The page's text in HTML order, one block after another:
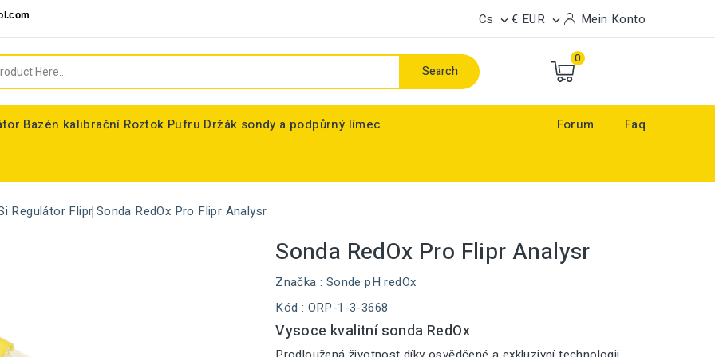
Cs € EUR  Mein Konto
Search
0
Bazén kalibrační Roztok Pufru Držák sondy a podpůrný límec Forum Faq
Regulátor Flipr Sonda RedOx Pro Flipr Analysr
Sonda RedOx Pro Flipr Analysr
Značka : Sonde pH redOx
Kód : ORP-1-3-3668
Vysoce kvalitní sonda RedOx